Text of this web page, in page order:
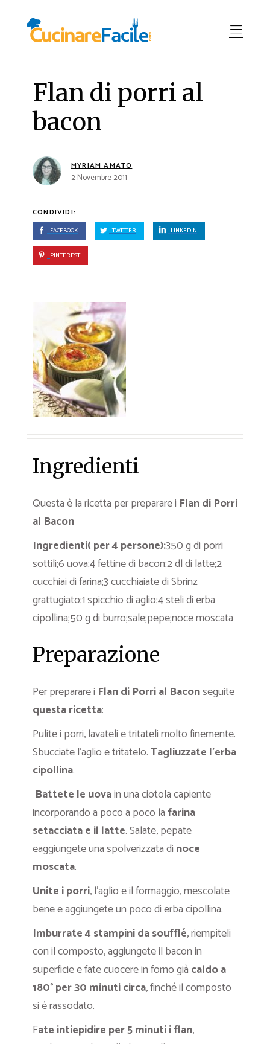
Flan di porri al
bacon
MYRIAM AMATO
2 Novembre 2011
CONDIVIDI:
FACEBOOK TWITTER LINKEDIN
PINTEREST
Ingredienti
Questa è la ricetta per preparare i Flan di Porri
al Bacon
Ingredienti( per 4 persone):350 g di porri
sottili;6 uova;4 fettine di bacon;2 dl di latte;2
cucchiai di farina;3 cucchiaiate di Sbrinz
grattugiato;1 spicchio di aglio;4 steli di erba
cipollina;50 g di burro;sale;pepe;noce moscata
Preparazione
Per preparare i Flan di Porri al Baconseguite
questa ricetta:
Pulite i porri, lavateli e tritateli molto finemente.
Sbucciate l’aglio e tritatelo.Tagliuzzate l’erba
cipollina.
Battete le uovain una ciotola capiente
incorporando a poco a poco lafarina
setacciata e il latte. Salate, pepate
eaggiungete una spolverizzata di noce
moscata.
Unite i porri, l’aglio e il formaggio, mescolate
bene e aggiungete un poco di erba cipollina.
Imburrate 4 stampini da soufflé, riempiteli
con il composto, aggiungete il bacon in
superficie e fate cuocere in forno già caldo a
180° per 30 minuti circa, finché il composto
si é rassodato.
Fate intiepidire per 5 minuti i flan,